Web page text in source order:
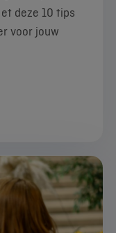
deze 10 tips
voor jouw